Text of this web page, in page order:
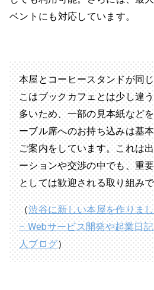
ベントにも対応しています。
本屋とコーヒースタンドが同
こはブックカフェとは少し違
多いため、一部の見本紙など
ーブル席へのお持ち込みは基
ご案内をしています。これは
ーションや交渉の中でも、重
としては歓迎される取り組み
（渋谷に新しい本屋を作りま
– Webサービス開発や起業日
人ブログ）